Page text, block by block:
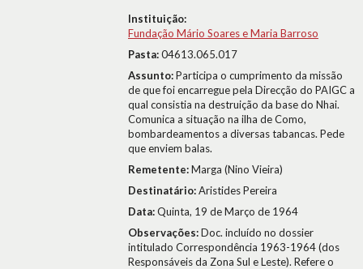
Instituição:
Fundação Mário Soares e Maria Barroso
Pasta:04613.065.017
Assunto:Participa o cumprimento da missão
de que foi encarregue pela Direcção do PAIGC a
qual consistia na destruição da base do Nhai.
Comunica a situação na ilha de Como,
bombardeamentos a diversas tabancas. Pede
que enviem balas.
Remetente:Marga (Nino Vieira)
Destinatário:Aristides Pereira
Data:Quinta, 19 de Março de 1964
Observações:Doc. incluído no dossier
intitulado Correspondência 1963-1964 (dos
Responsáveis da Zona Sul e Leste). Refere o